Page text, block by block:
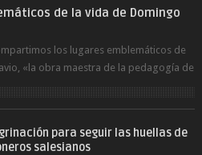
de la vida de Domingo
los lugares emblemáticos de
«la obra maestra de la pedagogía de
para seguir las huellas de
salesianos